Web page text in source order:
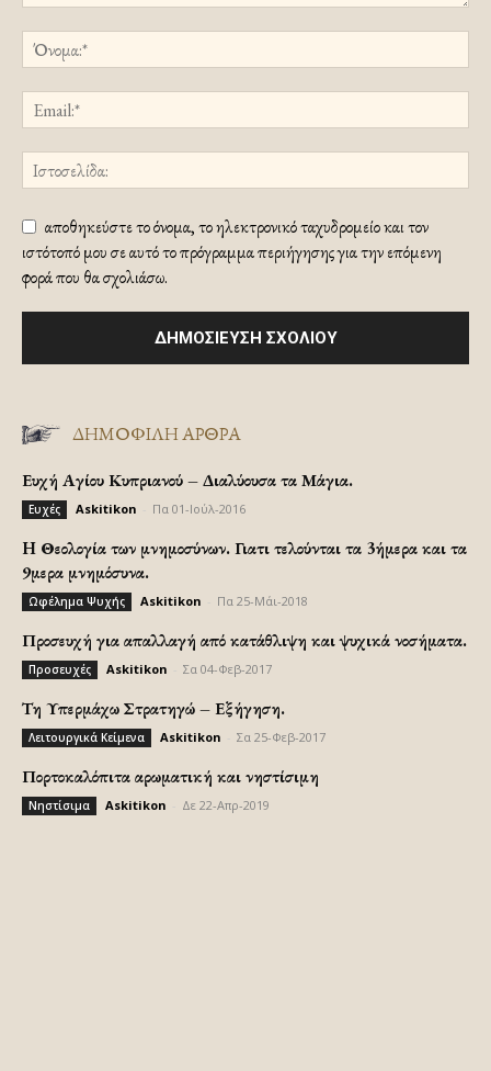
αποθηκεύστε το όνομα, το ηλεκτρονικό ταχυδρομείο και τον
ιστότοπό μου σε αυτό το πρόγραμμα περιήγησης για την επόμενη
φορά που θα σχολιάσω.
ΔΗΜΟΦΙΛΗ ΑΡΘΡΑ
Ευχή Αγίου Κυπριανού – Διαλύουσα τα Μάγια.
Ευχές Askitikon Πα 01-Ιούλ-2016
H Θεολογία των μνημοσύνων. Γιατι τελούνται τα 3ήμερα και τα
9μερα μνημόσυνα.
Ωφέλημα Ψυχής Askitikon Πα 25-Μάι-2018
Προσευχή για απαλλαγή από κατάθλιψη και ψυχικά νοσήματα.
Προσευχές Askitikon Σα 04-Φεβ-2017
Τη Υπερμάχω Στρατηγώ – Εξήγηση.
Λειτουργικά Κείμενα Askitikon Σα 25-Φεβ-2017
Πορτοκαλόπιτα αρωματική και νηστίσιμη
Νηστίσιμα Askitikon Δε 22-Απρ-2019